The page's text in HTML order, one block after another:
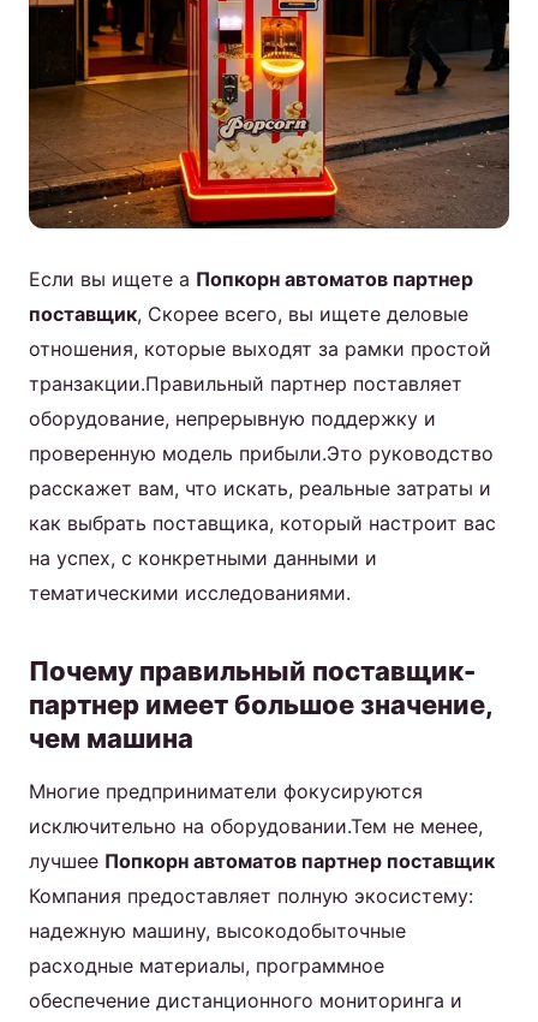
Если вы ищете а Попкорн автоматов партнер
поставщик, Скорее всего, вы ищете деловые
отношения, которые выходят за рамки простой
транзакции.Правильный партнер поставляет
оборудование, непрерывную поддержку и
проверенную модель прибыли.Это руководство
расскажет вам, что искать, реальные затраты и
как выбрать поставщика, который настроит вас
на успех, с конкретными данными и
тематическими исследованиями.
Почему правильный поставщик-
партнер имеет большое значение,
чем машина
Многие предприниматели фокусируются
исключительно на оборудовании.Тем не менее,
лучшее Попкорн автоматов партнер поставщик
Компания предоставляет полную экосистему:
надежную машину, высокодобыточные
расходные материалы, программное
обеспечение дистанционного мониторинга и